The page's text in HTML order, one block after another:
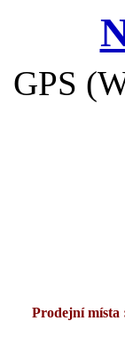
GPS
Prodejní místa